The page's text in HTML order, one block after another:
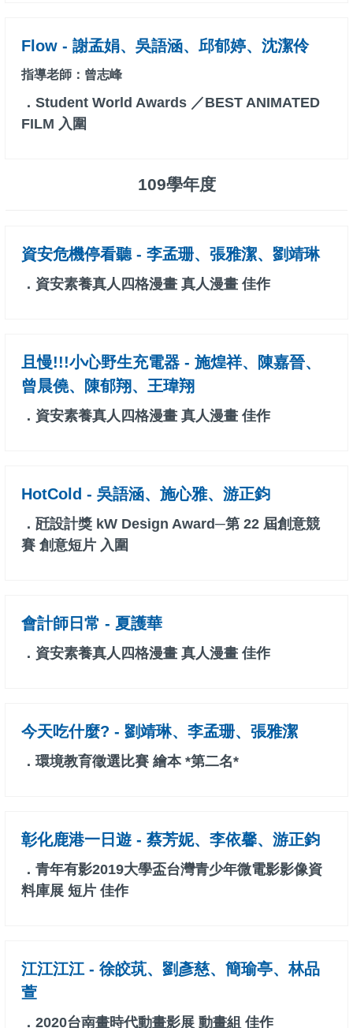
Flow - 謝孟娟、吳語涵、邱郁婷、沈潔伶
指導老師：曾志峰
．Student World Awards ／BEST ANIMATED
FILM 入圍
109學年度
資安危機停看聽 - 李孟珊、張雅潔、劉靖琳
．資安素養真人四格漫畫 真人漫畫 佳作
且慢!!!小心野生充電器 - 施煌祥、陳嘉晉、
曾晨僥、陳郁翔、王瑋翔
．資安素養真人四格漫畫 真人漫畫 佳作
HotCold - 吳語涵、施心雅、游正鈞
．瓩設計獎 kW Design Award─第 22 屆創意競
賽 創意短片 入圍
會計師日常 - 夏護華
．資安素養真人四格漫畫 真人漫畫 佳作
今天吃什麼? - 劉靖琳、李孟珊、張雅潔
．環境教育徵選比賽 繪本 *第二名*
彰化鹿港一日遊 - 蔡芳妮、李依馨、游正鈞
．青年有影2019大學盃台灣青少年微電影影像資
料庫展 短片 佳作
江江江江 - 徐皎茿、劉彥慈、簡瑜亭、林品
萱
．2020台南畫時代動畫影展 動畫組 佳作